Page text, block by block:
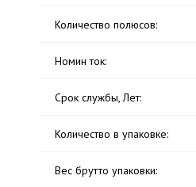
Количество полюсов:
Номин ток:
Срок службы, Лет:
Количество в упаковке:
Вес брутто упаковки: